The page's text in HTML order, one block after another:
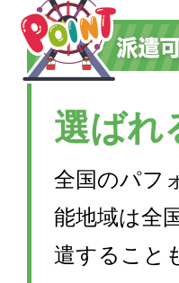
選ばれ
全国のパフ
能地域は全
遣すること